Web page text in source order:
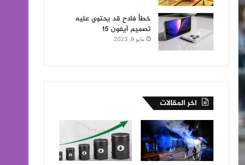
خطأ فادح قد يحتوي عليه
تصميم آيفون 15
مايو 9, 2023
اخر المقالات